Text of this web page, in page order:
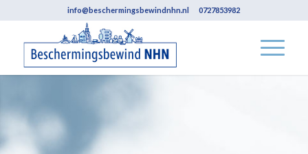
info@beschermingsbewindnhn.nl 0727853982